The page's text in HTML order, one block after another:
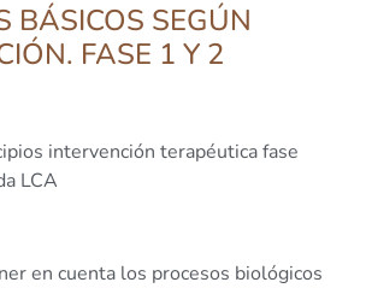
BÁSICOS SEGÚN
FASE 1 Y 2
intervención terapéutica fase
LCA
en cuenta los procesos biológicos